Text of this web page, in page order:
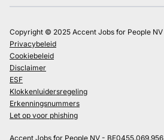
Copyright © 2025 Accent Jobs for People NV
Privacybeleid
Cookiebeleid
Disclaimer
ESF
Klokkenluidersregeling
Erkenningsnummers
Let op voor phishing
Accent Jobs for People NV - BE0455.069.956